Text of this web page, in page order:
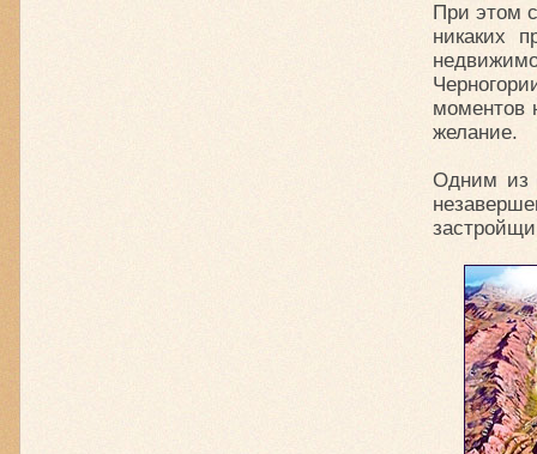
При этом
никаких
моментов
желание.
Одним из